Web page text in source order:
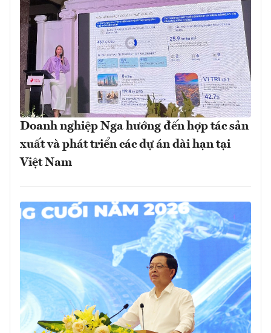
Doanh nghiệp Nga hướng đến hợp tác sản
xuất và phát triển các dự án dài hạn tại
Việt Nam